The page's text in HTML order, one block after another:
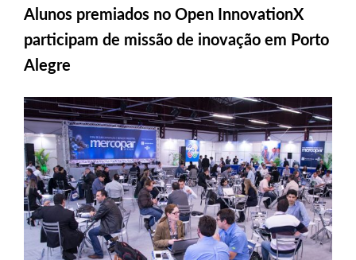
Alunos premiados no Open InnovationX
participam de missão de inovação em Porto
Alegre